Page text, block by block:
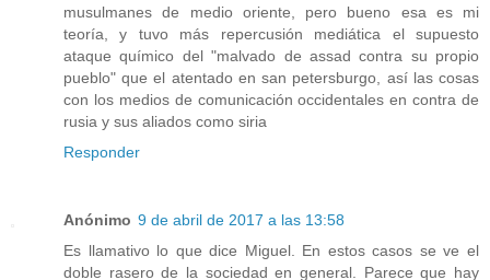
musulmanes de medio oriente, pero bueno esa es mi
teoría, y tuvo más repercusión mediática el supuesto
ataque químico del "malvado de assad contra su propio
pueblo" que el atentado en san petersburgo, así las cosas
con los medios de comunicación occidentales en contra de
rusia y sus aliados como siria
Responder
Anónimo 9 de abril de 2017 a las 13:58
Es llamativo lo que dice Miguel. En estos casos se ve el
doble rasero de la sociedad en general. Parece que hay